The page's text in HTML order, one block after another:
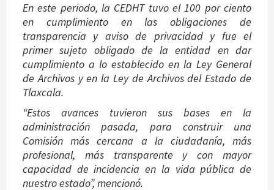
En este periodo, la CEDHT tuvo el 100 por ciento
en cumplimiento en las obligaciones de
transparencia y aviso de privacidad y fue el
primer sujeto obligado de la entidad en dar
cumplimiento a lo establecido en la Ley General
de Archivos y en la Ley de Archivos del Estado de
Tlaxcala.
“Estos avances tuvieron sus bases en la
administración pasada, para construir una
Comisión más cercana a la ciudadanía, más
profesional, más transparente y con mayor
capacidad de incidencia en la vida pública de
nuestro estado”, mencionó.